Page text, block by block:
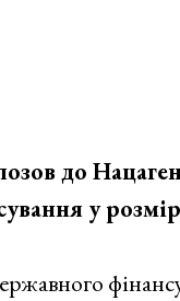
до
у